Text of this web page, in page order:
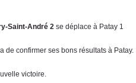
Saint-André 2se déplace à Patay 1
de confirmer ses bons résultats à Patay.
victoire.